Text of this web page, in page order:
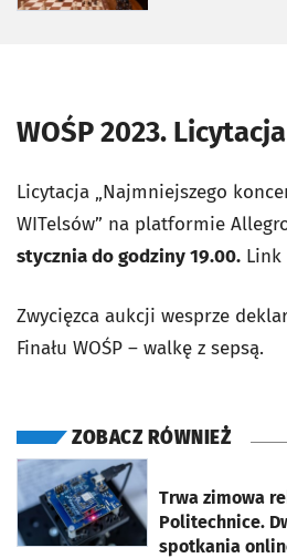
WOŚP 2023.
Licytacja „Najmniejszego
WITelsów” na platformie
stycznia do godziny 19.00.
Zwycięzca aukcji wesprze
Finału WOŚP – walkę z sepsą.
ZOBACZ RÓWNIEŻ
Trwa zimowa
Politechnice.
spotkania
otworzy się w nowej karcie